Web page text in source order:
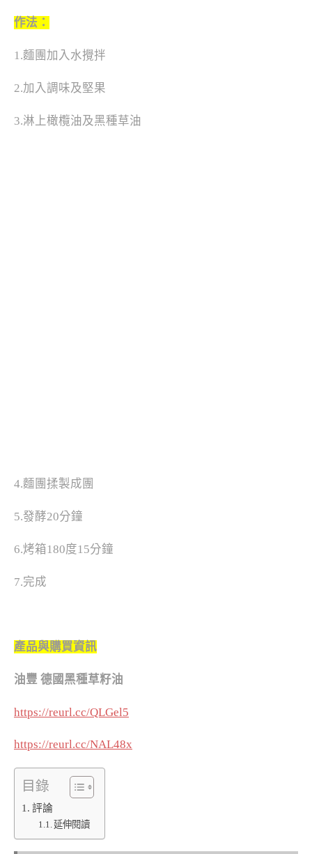
作法：
1.麵團加入水攪拌
2.加入調味及堅果
3.淋上橄欖油及黑種草油
4.麵團揉製成團
5.發酵20分鐘
6.烤箱180度15分鐘
7.完成
產品與購買資訊
油豐 德國黑種草籽油
https://reurl.cc/QLGel5
https://reurl.cc/NAL48x
目錄
評論
延伸閱讀